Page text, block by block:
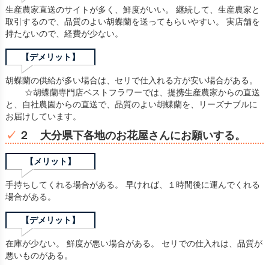
生産農家直送のサイトが多く、鮮度がいい。 継続して、生産農家と
取引するので、品質のよい胡蝶蘭を送ってもらいやすい。 実店舗を
持たないので、経費が少ない。
【デメリット】
胡蝶蘭の供給が多い場合は、セリで仕入れる方が安い場合がある。
☆胡蝶蘭専門店ベストフラワーでは、提携生産農家からの直送
と、自社農園からの直送で、品質のよい胡蝶蘭を、リーズナブルに
お届けしています。
２ 大分県下各地のお花屋さんにお願いする。
【メリット】
手持ちしてくれる場合がある。 早ければ、１時間後に運んでくれる
場合がある。
【デメリット】
在庫が少ない。 鮮度が悪い場合がある。 セリでの仕入れは、品質が
悪いものがある。